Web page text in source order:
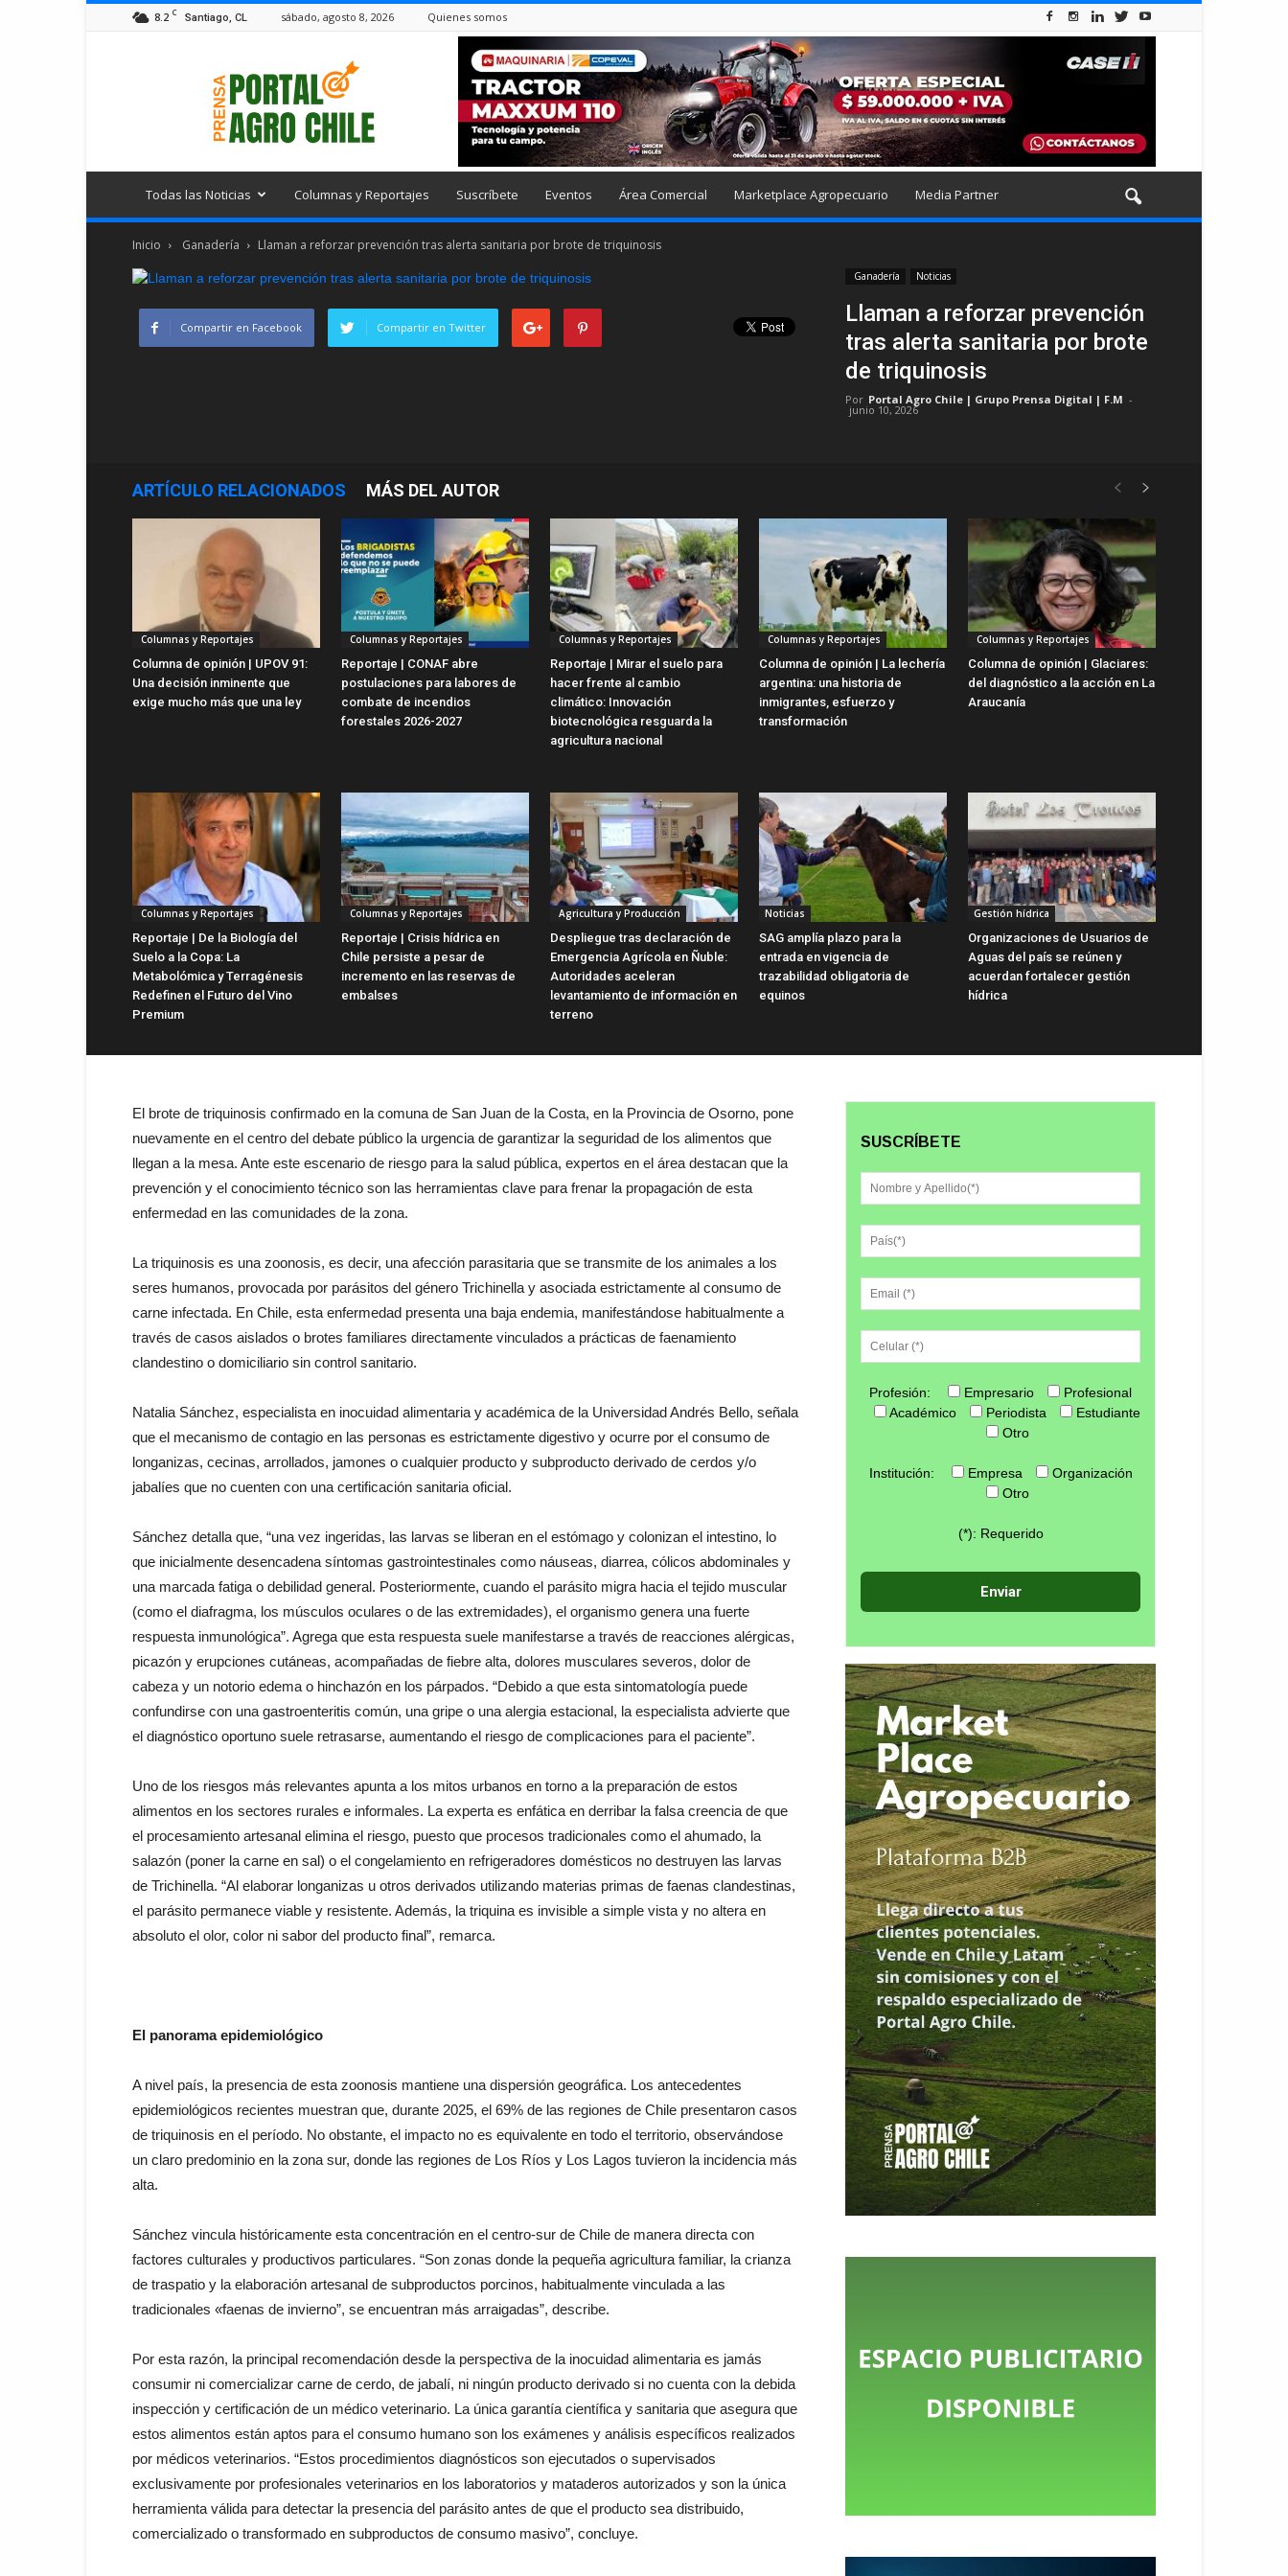
8.2 C Santiago, CL sábado, agosto 8, 2026 Quienes somos
Todas las Noticias Columnas y Reportajes Suscríbete Eventos Área Comercial Marketplace Agropecuario Media Partner
Inicio Ganadería Llaman a reforzar prevención tras alerta sanitaria por brote de triquinosis
Ganadería Noticias
Llaman a reforzar prevención
tras alerta sanitaria por brote
de triquinosis
Por Portal Agro Chile | Grupo Prensa Digital | F.M -
junio 10, 2026
Compartir en Facebook Compartir en Twitter
ARTÍCULO RELACIONADOS MÁS DEL AUTOR
Columnas y Reportajes
Columna de opinión | UPOV 91:
Una decisión inminente que
exige mucho más que una ley
Columnas y Reportajes
Reportaje | CONAF abre
postulaciones para labores de
combate de incendios
forestales 2026-2027
Columnas y Reportajes
Reportaje | Mirar el suelo para
hacer frente al cambio
climático: Innovación
biotecnológica resguarda la
agricultura nacional
Columnas y Reportajes
Columna de opinión | La lechería
argentina: una historia de
inmigrantes, esfuerzo y
transformación
Columnas y Reportajes
Columna de opinión | Glaciares:
del diagnóstico a la acción en La
Araucanía
Columnas y Reportajes
Reportaje | De la Biología del
Suelo a la Copa: La
Metabolómica y Terragénesis
Redefinen el Futuro del Vino
Premium
Columnas y Reportajes
Reportaje | Crisis hídrica en
Chile persiste a pesar de
incremento en las reservas de
embalses
Agricultura y Producción
Despliegue tras declaración de
Emergencia Agrícola en Ñuble:
Autoridades aceleran
levantamiento de información en
terreno
Noticias
SAG amplía plazo para la
entrada en vigencia de
trazabilidad obligatoria de
equinos
Gestión hídrica
Organizaciones de Usuarios de
Aguas del país se reúnen y
acuerdan fortalecer gestión
hídrica
El brote de triquinosis confirmado en la comuna de San Juan de la Costa, en la Provincia de Osorno, pone
nuevamente en el centro del debate público la urgencia de garantizar la seguridad de los alimentos que
llegan a la mesa. Ante este escenario de riesgo para la salud pública, expertos en el área destacan que la
prevención y el conocimiento técnico son las herramientas clave para frenar la propagación de esta
enfermedad en las comunidades de la zona.
La triquinosis es una zoonosis, es decir, una afección parasitaria que se transmite de los animales a los
seres humanos, provocada por parásitos del género Trichinella y asociada estrictamente al consumo de
carne infectada. En Chile, esta enfermedad presenta una baja endemia, manifestándose habitualmente a
través de casos aislados o brotes familiares directamente vinculados a prácticas de faenamiento
clandestino o domiciliario sin control sanitario.
Natalia Sánchez, especialista en inocuidad alimentaria y académica de la Universidad Andrés Bello, señala
que el mecanismo de contagio en las personas es estrictamente digestivo y ocurre por el consumo de
longanizas, cecinas, arrollados, jamones o cualquier producto y subproducto derivado de cerdos y/o
jabalíes que no cuenten con una certificación sanitaria oficial.
Sánchez detalla que, “una vez ingeridas, las larvas se liberan en el estómago y colonizan el intestino, lo
que inicialmente desencadena síntomas gastrointestinales como náuseas, diarrea, cólicos abdominales y
una marcada fatiga o debilidad general. Posteriormente, cuando el parásito migra hacia el tejido muscular
(como el diafragma, los músculos oculares o de las extremidades), el organismo genera una fuerte
respuesta inmunológica”. Agrega que esta respuesta suele manifestarse a través de reacciones alérgicas,
picazón y erupciones cutáneas, acompañadas de fiebre alta, dolores musculares severos, dolor de
cabeza y un notorio edema o hinchazón en los párpados. “Debido a que esta sintomatología puede
confundirse con una gastroenteritis común, una gripe o una alergia estacional, la especialista advierte que
el diagnóstico oportuno suele retrasarse, aumentando el riesgo de complicaciones para el paciente”.
Uno de los riesgos más relevantes apunta a los mitos urbanos en torno a la preparación de estos
alimentos en los sectores rurales e informales. La experta es enfática en derribar la falsa creencia de que
el procesamiento artesanal elimina el riesgo, puesto que procesos tradicionales como el ahumado, la
salazón (poner la carne en sal) o el congelamiento en refrigeradores domésticos no destruyen las larvas
de Trichinella. “Al elaborar longanizas u otros derivados utilizando materias primas de faenas clandestinas,
el parásito permanece viable y resistente. Además, la triquina es invisible a simple vista y no altera en
absoluto el olor, color ni sabor del producto final”, remarca.
El panorama epidemiológico
A nivel país, la presencia de esta zoonosis mantiene una dispersión geográfica. Los antecedentes
epidemiológicos recientes muestran que, durante 2025, el 69% de las regiones de Chile presentaron casos
de triquinosis en el período. No obstante, el impacto no es equivalente en todo el territorio, observándose
un claro predominio en la zona sur, donde las regiones de Los Ríos y Los Lagos tuvieron la incidencia más
alta.
Sánchez vincula históricamente esta concentración en el centro-sur de Chile de manera directa con
factores culturales y productivos particulares. “Son zonas donde la pequeña agricultura familiar, la crianza
de traspatio y la elaboración artesanal de subproductos porcinos, habitualmente vinculada a las
tradicionales «faenas de invierno”, se encuentran más arraigadas”, describe.
Por esta razón, la principal recomendación desde la perspectiva de la inocuidad alimentaria es jamás
consumir ni comercializar carne de cerdo, de jabalí, ni ningún producto derivado si no cuenta con la debida
inspección y certificación de un médico veterinario. La única garantía científica y sanitaria que asegura que
estos alimentos están aptos para el consumo humano son los exámenes y análisis específicos realizados
por médicos veterinarios. “Estos procedimientos diagnósticos son ejecutados o supervisados
exclusivamente por profesionales veterinarios en los laboratorios y mataderos autorizados y son la única
herramienta válida para detectar la presencia del parásito antes de que el producto sea distribuido,
comercializado o transformado en subproductos de consumo masivo”, concluye.
SUSCRÍBETE
Profesión: Empresario
Profesional
Académico
Periodista
Estudiante
Otro
Institución: Empresa
Organización
Otro
(*): Requerido